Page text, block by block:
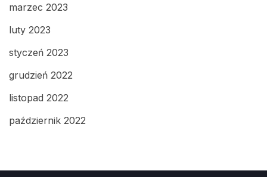
marzec 2023
luty 2023
styczeń 2023
grudzień 2022
listopad 2022
październik 2022